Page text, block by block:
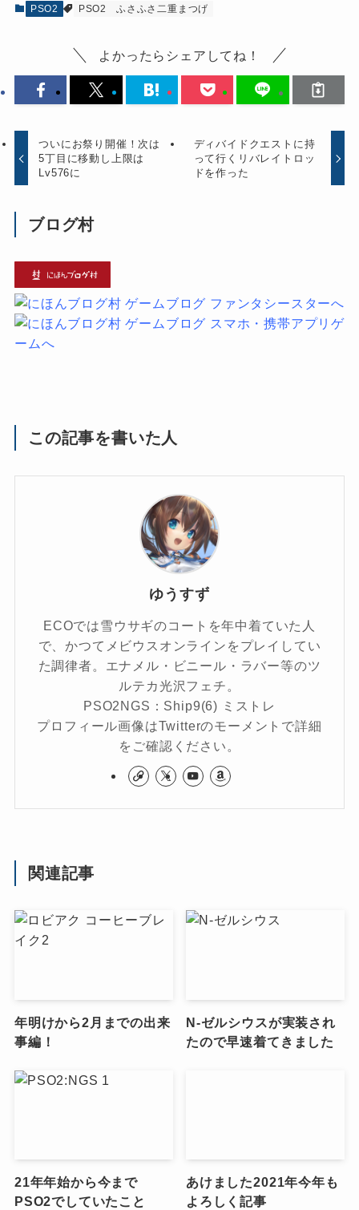
PSO2 PSO2 ふさふさ二重まつげ
よかったらシェアしてね！
ついにお祭り開催！次は
5丁目に移動し上限は
Lv576に
ディバイドクエストに持
って行くリバレイトロッ
ドを作った
ブログ村
この記事を書いた人
ゆうすず
ECOでは雪ウサギのコートを年中着ていた人
で、かつてメビウスオンラインをプレイしてい
た調律者。エナメル・ビニール・ラバー等のツ
ルテカ光沢フェチ。
PSO2NGS：Ship9(6) ミストレ
プロフィール画像はTwitterのモーメントで詳細
をご確認ください。
関連記事
年明けから2月までの出来
事編！
N-ゼルシウスが実装され
たので早速着てきました
21年年始から今まで
PSO2でしていたこと
あけました2021年今年も
よろしく記事